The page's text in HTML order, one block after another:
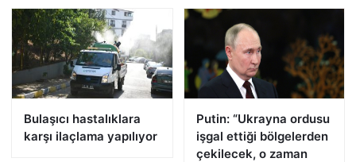
Bulaşıcı hastalıklara
karşı ilaçlama yapılıyor
Putin: “Ukrayna ordusu
işgal ettiği bölgelerden
çekilecek, o zaman